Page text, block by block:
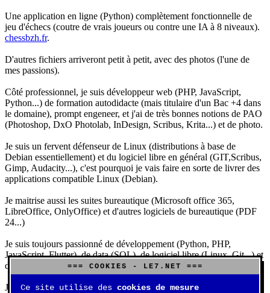
Une application en ligne (Python) complètement fonctionnelle de
jeu d'échecs (coutre de vrais joueurs ou contre une IA à 8 niveaux).
chessbzh.fr.
D'autres fichiers arriveront petit à petit, avec des photos (l'une de
mes passions).
Côté professionnel, je suis développeur web (PHP, JavaScript,
Python...) de formation autodidacte (mais titulaire d'un Bac +4 dans
le domaine), prompt engeneer, et j'ai de très bonnes notions de PAO
(Photoshop, DxO Photolab, InDesign, Scribus, Krita...) et de photo.
Je suis un fervent défenseur de Linux (distributions à base de
Debian essentiellement) et du logiciel libre en général (GIT,Scribus,
Gimp, Audacity...), c'est pourquoi je vais faire en sorte de livrer des
applications compatible Linux (Debian).
Je maitrise aussi les suites bureautique (Microsoft office 365,
LibreOffice, OnlyOffice) et d'autres logiciels de bureautique (PDF
24...)
Je suis toujours passionné de développement (Python, PHP,
JavaScript, Flutter), de data (SQL), de logiciel libre (Linux, Git...) et
d'IA (principalement Claude et DeepSeek).
J'aime jouer, surtout aux jeux de sociétés (Risk, Uno, Scrabble...),
=== COOKIES - LE7.NET ===
Ce site utilise des cookies de mesure